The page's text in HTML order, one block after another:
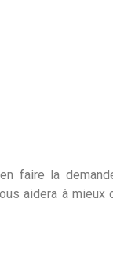
faire la
aidera à